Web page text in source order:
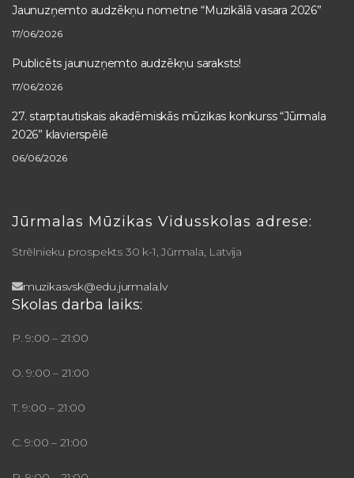
Jaunuzņemto audzēkņu nometne “Muzikālā vasara 2026”
17/06/2026
Publicēts jaunuzņemto audzēkņu saraksts!
17/06/2026
27. starptautiskais akadēmiskās mūzikas konkurss “Jūrmala
2026” klavierspēlē
06/06/2026
Jūrmalas Mūzikas Vidusskolas adrese:
Strēlnieku prospekts 30 k-1, Jūrmala, Latvija
muzikasvsk@edu.jurmala.lv
Skolas darba laiks:
P. 9:00 – 21:00
O. 9:00 – 21:00
T. 9:00 – 21:00
C. 9:00 – 21:00